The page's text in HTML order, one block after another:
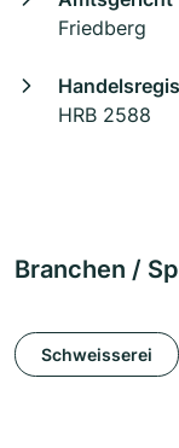
Friedberg
HRB 2588
Branchen /
Schweisserei